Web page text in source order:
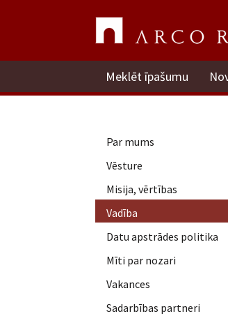
Meklēt īpašumu
Par mums
Vēsture
Misija, vērtības
Vadība
Datu apstrādes politika
Mīti par nozari
Vakances
Sadarbības partneri